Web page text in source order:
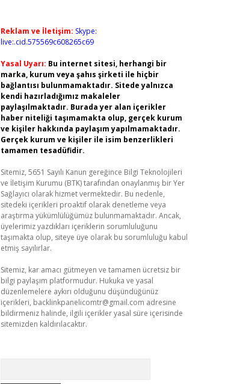
Reklam ve İletişim: Skype:
live:.cid.575569c608265c69
Yasal Uyarı: Bu internet sitesi, herhangi bir
marka, kurum veya şahıs şirketi ile hiçbir
bağlantısı bulunmamaktadır. Sitede yalnızca
kendi hazırladığımız makaleler
paylaşılmaktadır. Burada yer alan içerikler
haber niteliği taşımamakta olup, gerçek kurum
ve kişiler hakkında paylaşım yapılmamaktadır.
Gerçek kurum ve kişiler ile isim benzerlikleri
tamamen tesadüfidir.
Sitemiz, 5651 Sayılı Kanun gereğince Bilgi Teknolojileri
ve İletişim Kurumu (BTK) tarafından onaylanmış bir Yer
Sağlayıcı olarak hizmet vermektedir. Bu nedenle,
sitedeki içerikleri proaktif olarak denetleme veya
araştırma yükümlülüğümüz bulunmamaktadır. Ancak,
üyelerimiz yazdıkları içeriklerin sorumluluğunu
taşımakta olup, siteye üye olarak bu sorumluluğu kabul
etmiş sayılırlar.
Sitemiz, kar amacı gütmeyen ve tamamen ücretsiz bir
bilgi paylaşım platformudur. Hukuka ve yasal
düzenlemelere aykırı olduğunu düşündüğünüz
içerikleri, backlinkpanelicomtr@gmail.com adresine
bildirmeniz halinde, ilgili içerikler yasal süre içerisinde
sitemizden kaldırılacaktır.